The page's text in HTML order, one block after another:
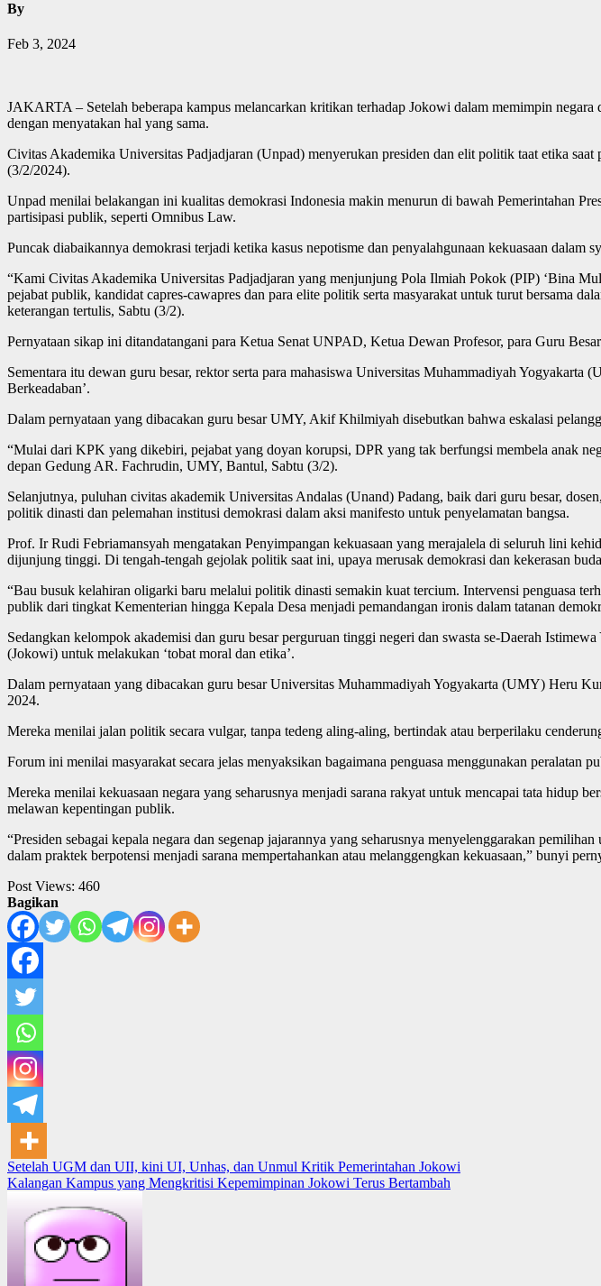
By
Feb 3, 2024
JAKARTA – Setelah beberapa kampus melancarkan kritikan terhadap Jokowi dalam memimpin
dengan menyatakan hal yang sama.
Civitas Akademika Universitas Padjadjaran (Unpad) menyerukan presiden dan elit politik taat etika
(3/2/2024).
Unpad menilai belakangan ini kualitas demokrasi Indonesia makin menurun di bawah Pemerintahan
partisipasi publik, seperti Omnibus Law.
Puncak diabaikannya demokrasi terjadi ketika kasus nepotisme dan penyalahgunaan kekuasaan dalam
“Kami Civitas Akademika Universitas Padjadjaran yang menjunjung Pola Ilmiah Pokok (PIP) ‘Bina
pejabat publik, kandidat capres-cawapres dan para elite politik serta masyarakat untuk turut bersama
keterangan tertulis, Sabtu (3/2).
Pernyataan sikap ini ditandatangani para Ketua Senat UNPAD, Ketua Dewan Profesor, para Guru
Sementara itu dewan guru besar, rektor serta para mahasiswa Universitas Muhammadiyah
Berkeadaban’.
Dalam pernyataan yang dibacakan guru besar UMY, Akif Khilmiyah disebutkan bahwa eskalasi
“Mulai dari KPK yang dikebiri, pejabat yang doyan korupsi, DPR yang tak berfungsi membela anak
depan Gedung AR. Fachrudin, UMY, Bantul, Sabtu (3/2).
Selanjutnya, puluhan civitas akademik Universitas Andalas (Unand) Padang, baik dari guru besar,
politik dinasti dan pelemahan institusi demokrasi dalam aksi manifesto untuk penyelamatan bangsa.
Prof. Ir Rudi Febriamansyah mengatakan Penyimpangan kekuasaan yang merajalela di seluruh lini
dijunjung tinggi. Di tengah-tengah gejolak politik saat ini, upaya merusak demokrasi dan kekerasan
“Bau busuk kelahiran oligarki baru melalui politik dinasti semakin kuat tercium. Intervensi penguasa
publik dari tingkat Kementerian hingga Kepala Desa menjadi pemandangan ironis dalam tatanan
Sedangkan kelompok akademisi dan guru besar perguruan tinggi negeri dan swasta se-Daerah
(Jokowi) untuk melakukan ‘tobat moral dan etika’.
Dalam pernyataan yang dibacakan guru besar Universitas Muhammadiyah Yogyakarta (UMY) Heru
2024.
Mereka menilai jalan politik secara vulgar, tanpa tedeng aling-aling, bertindak atau berperilaku
Forum ini menilai masyarakat secara jelas menyaksikan bagaimana penguasa menggunakan peralatan
Mereka menilai kekuasaan negara yang seharusnya menjadi sarana rakyat untuk mencapai tata hidup
melawan kepentingan publik.
“Presiden sebagai kepala negara dan segenap jajarannya yang seharusnya menyelenggarakan
dalam praktek berpotensi menjadi sarana mempertahankan atau melanggengkan kekuasaan,” bunyi
Post Views: 460
Bagikan
Post
navigation
Setelah UGM dan UII, kini UI, Unhas, dan Unmul Kritik Pemerintahan Jokowi
Kalangan Kampus yang Mengkritisi Kepemimpinan Jokowi Terus Bertambah